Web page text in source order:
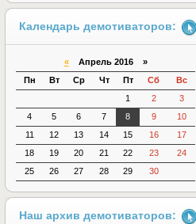
Календарь демотиваторов:
«Апрель 2016 »
Пн
Вт Ср Чт Пт Сб
Вс
1
2
3
4
5 6 7 8 9
10
11
12 13 14 15 16
17
18
19 20 21 22 23
24
25
26 27 28 29 30
Наш архив демотиваторов: